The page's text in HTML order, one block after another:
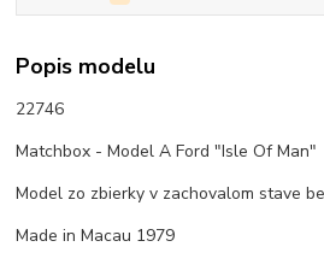
Popis modelu
22746
Matchbox - Model A Ford "Isle Of Man"
Model zo zbierky v zachovalom stave
Made in Macau 1979